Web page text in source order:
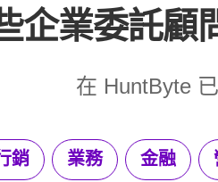
企業委託顧
在 HuntByte
銷 業務 金融